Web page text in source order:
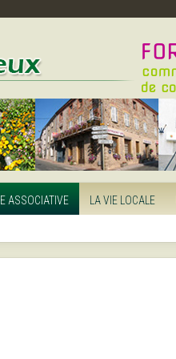
ASSOCIATIVE LA VIE LOCALE